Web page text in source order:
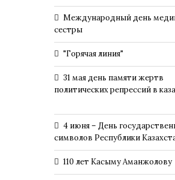
Международный день
сестры
"Горячая линия"
31 мая день памяти жертв
политических репрессий в
4 июня – День
символов Республики
110 лет Касыму Аманжолову